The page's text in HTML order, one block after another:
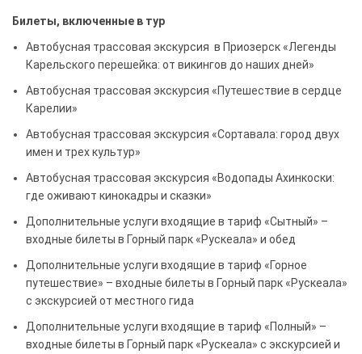
Билеты, включенные в тур
Автобусная трассовая экскурсия в Приозерск «Легенды
Карельского перешейка: от викингов до наших дней»
Автобусная трассовая экскурсия «Путешествие в сердце
Карелии»
Автобусная трассовая экскурсия «Сортавала: город двух
имен и трех культур»
Автобусная трассовая экскурсия «Водопады Ахинкоски:
где оживают кинокадры и сказки»
Дополнительные услуги входящие в тариф «Сытный» –
входные билеты в Горный парк «Рускеала» и обед
Дополнительные услуги входящие в тариф «Горное
путешествие» – входные билеты в Горный парк «Рускеала»
с экскурсией от местного гида
Дополнительные услуги входящие в тариф «Полный» –
входные билеты в Горный парк «Рускеала» с экскурсией и